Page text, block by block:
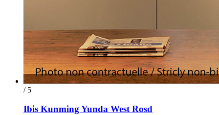
/ 5
Ibis Kunming Yunda West Rosd